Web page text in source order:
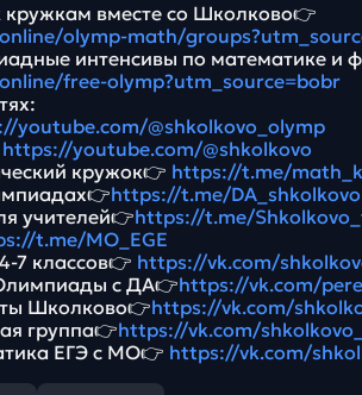
кружкам вместе со Школково👉
olymp-math/
интенсивы по математике и
free-olymp?utm_source=bobr
youtube.com/@shkolkovo_olymp
https://youtube.com/@shkolkovo
кружок👉 https://t.me/
https://t.me/DA_shkolkovo
учителей👉https://t.me/
t.me/MO_EGE
7 классов👉 https://vk.com/
с ДА👉https://vk.com/
Школково👉https://vk.com/
группа👉https://vk.com/
ЕГЭ с МО👉 https://vk.com/